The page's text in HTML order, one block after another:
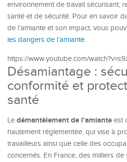
environnement de travail sécurisant,
santé et de sécurité. Pour en savoir
de l’amiante et son impact, vous
les dangers de l’amiante.
https://www.youtube.com/
Désamiantage :
conformité et
santé
Le démantèlement de l’amiante est
hautement réglementée, qui vise à
travailleurs ainsi que celle des
concernés. En France, des milliers de